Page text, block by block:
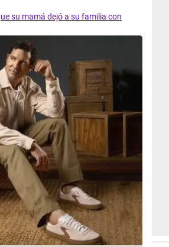
su mamá dejó a su familia con